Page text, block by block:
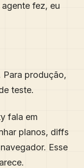
fez, eu
Para produção,
teste.
fala em
planos, diffs
Esse